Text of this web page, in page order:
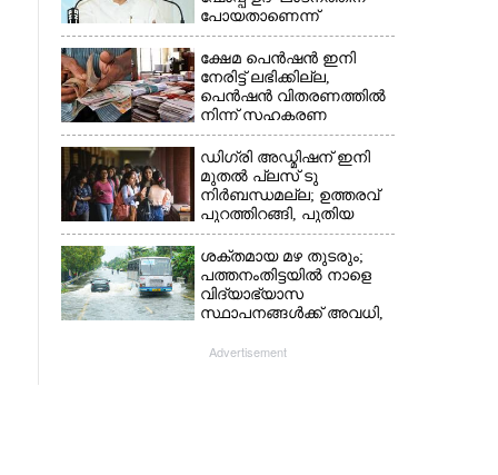
പോയതാണെന്ന്
വിചാരിച്ചു, 400 കോടിയുടെ
പ്രോജക്ടാണ് അത്'
ക്ഷേമ പെൻഷൻ ഇനി
നേരിട്ട് ലഭിക്കില്ല,​
പെൻഷൻ വിതരണത്തിൽ
നിന്ന് സഹകരണ
ബാങ്കുകളെ ഒഴിവാക്കി
ഡിഗ്രി അഡ്മിഷന് ഇനി
മുതൽ പ്ലസ് ടു
നിർബന്ധമല്ല; ഉത്തരവ്
പുറത്തിറങ്ങി, പുതിയ
മാറ്റങ്ങൾ അറിയാം
ശക്തമായ മഴ തുടരും;
പത്തനംതിട്ടയിൽ നാളെ
വിദ്യാഭ്യാസ
സ്ഥാപനങ്ങൾക്ക് അവധി,​
നാളെ ഓറഞ്ചും അലർട്ട്
Advertisement